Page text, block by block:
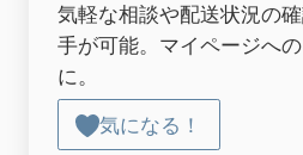
気軽な相談や配送状況の
手が可能。マイページへ
に。
気になる！